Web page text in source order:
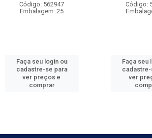
Código: 562947
Embalagem: 25
Faça seu login ou
cadastre-se para
ver preços e
comprar
Código:
Faça seu
ver